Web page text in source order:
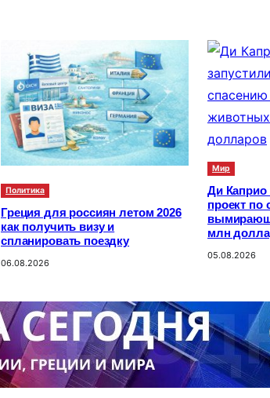
Политика
Греция для россиян летом 2026
как получить визу и
спланировать поездку
06.08.2026
Мир
Ди Каприо
проект по
млн
05.08.2026